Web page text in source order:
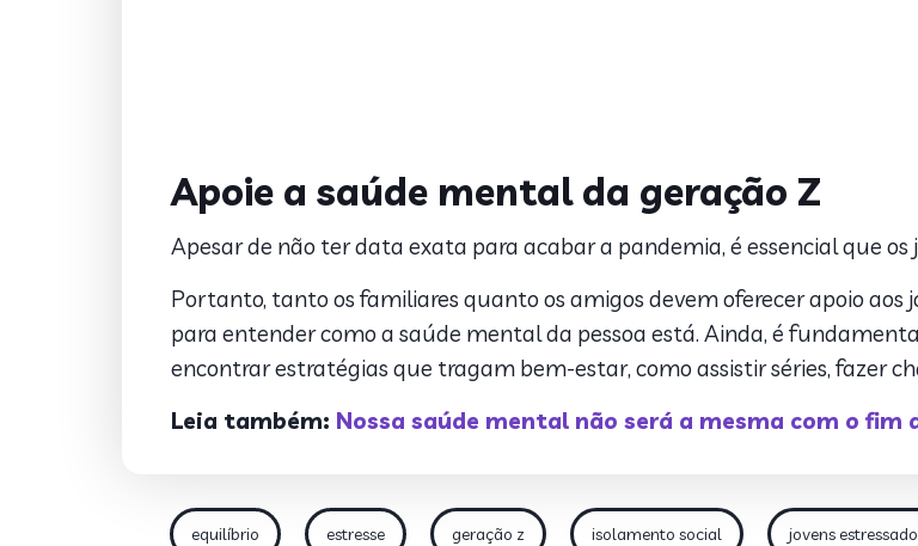
Apoie a saúde mental da geração Z
Apesar de não ter data exata para acabar a pandemia, é essencial que os
Portanto, tanto os familiares quanto os amigos devem oferecer apoio aos
para entender como a saúde mental da pessoa está. Ainda, é
encontrar estratégias que tragam bem-estar, como assistir séries, fazer
Leia também: Nossa saúde mental não será a mesma com o fim
equilíbrio estresse geração z isolamento social jovens